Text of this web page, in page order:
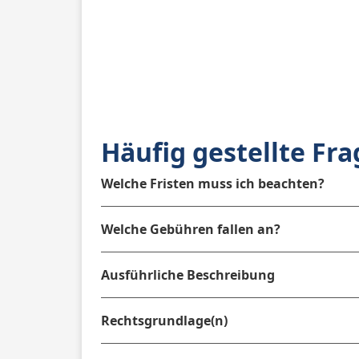
Häufig gestellte
Welche Fristen muss ich beachten?
Welche Gebühren fallen an?
Ausführliche Beschreibung
Rechtsgrundlage(n)